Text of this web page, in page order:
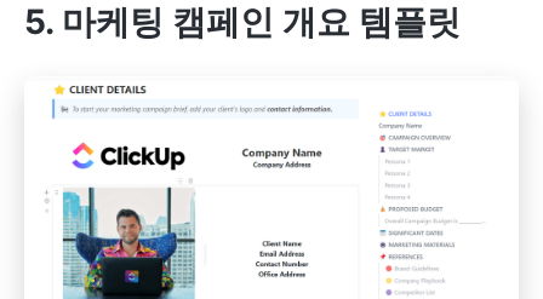
5. 마케팅 캠페인 개요 템플릿